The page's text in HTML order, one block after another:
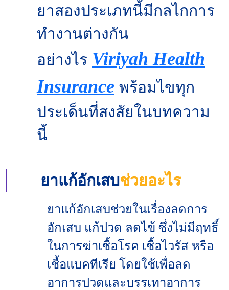
ยาสองประเภทนี้มีกลไกการ
ทำงานต่างกัน
อย่างไร Viriyah Health
Insurance พร้อมไขทุก
ประเด็นที่สงสัยในบทความ
นี้
ยาแก้อักเสบช่วยอะไร
ยาแก้อักเสบช่วยในเรื่องลดการ
อักเสบ แก้ปวด ลดไข้ ซึ่งไม่มีฤทธิ์
ในการฆ่าเชื้อโรค เชื้อไวรัส หรือ
เชื้อแบคทีเรีย โดยใช้เพื่อลด
อาการปวดและบรรเทาอาการ